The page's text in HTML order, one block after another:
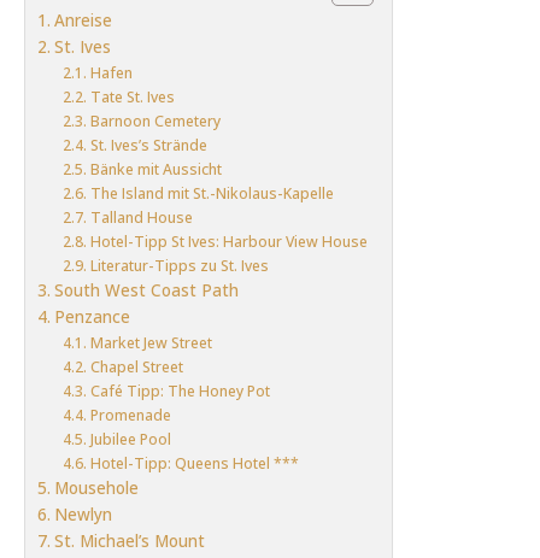
Anreise
St. Ives
Hafen
Tate St. Ives
Barnoon Cemetery
St. Ives’s Strände
Bänke mit Aussicht
The Island mit St.-Nikolaus-Kapelle
Talland House
Hotel-Tipp St Ives: Harbour View House
Literatur-Tipps zu St. Ives
South West Coast Path
Penzance
Market Jew Street
Chapel Street
Café Tipp: The Honey Pot
Promenade
Jubilee Pool
Hotel-Tipp: Queens Hotel ***
Mousehole
Newlyn
St. Michael’s Mount